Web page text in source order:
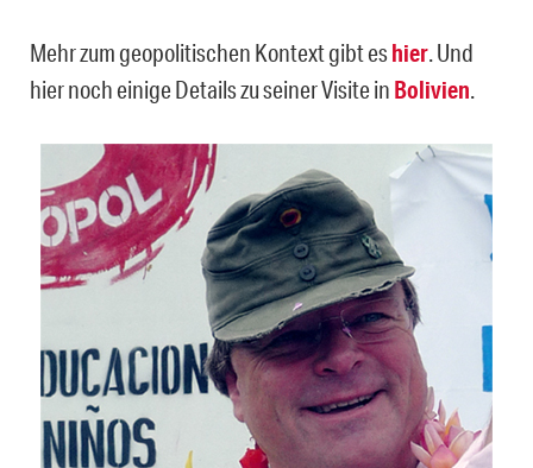
Mehr zum geopolitischen Kontext gibt eshier. Und
hier noch einige Details zu seiner Visite in Bolivien.